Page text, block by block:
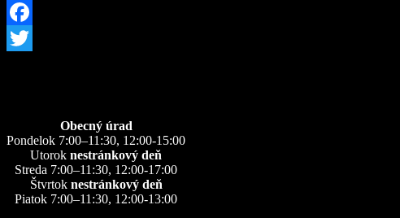
Facebook
Obecný úrad
Pondelok 7:00–11:30, 12:00-15:00
Utorok nestránkový deň
Streda 7:00–11:30, 12:00-17:00
Štvrtok nestránkový deň
Piatok 7:00–11:30, 12:00-13:00